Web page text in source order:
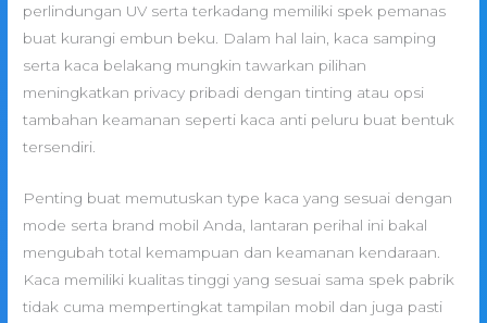
perlindungan UV serta terkadang memiliki spek pemanas
buat kurangi embun beku. Dalam hal lain, kaca samping
serta kaca belakang mungkin tawarkan pilihan
meningkatkan privacy pribadi dengan tinting atau opsi
tambahan keamanan seperti kaca anti peluru buat bentuk
tersendiri.
Penting buat memutuskan type kaca yang sesuai dengan
mode serta brand mobil Anda, lantaran perihal ini bakal
mengubah total kemampuan dan keamanan kendaraan.
Kaca memiliki kualitas tinggi yang sesuai sama spek pabrik
tidak cuma mempertingkat tampilan mobil dan juga pasti